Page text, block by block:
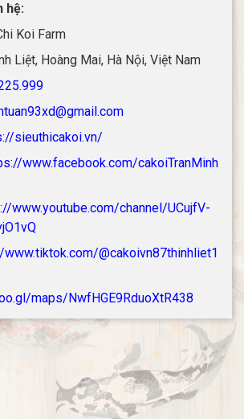
hệ:
Koi Farm
Liệt, Hoàng Mai, Hà Nội, Việt Nam
sieuthicakoi.vn/
www.facebook.com/cakoiTranMinh
www.youtube.com/channel/UCujfV-
@cakoivn87thinhliet1
maps/NwfHGE9RduoXtR438